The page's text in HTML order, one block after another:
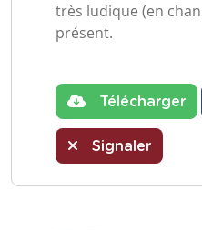
très ludique (en
présent.
Télécharger
Signaler